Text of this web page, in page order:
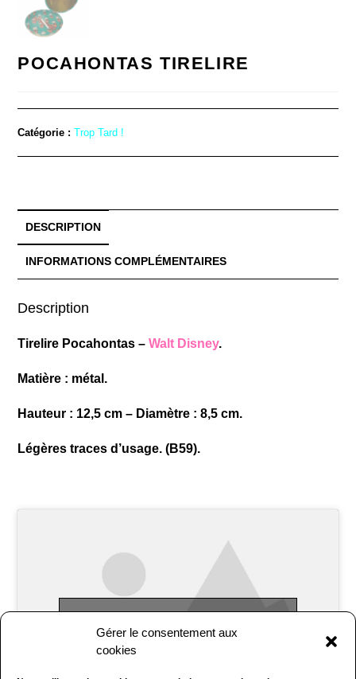
Gérer le consentement aux
cookies
POCAHONTAS TIRELIRE
Catégorie :Trop Tard !
DESCRIPTION
INFORMATIONS COMPLÉMENTAIRES
Description
Tirelire Pocahontas –Walt Disney.
Matière : métal.
Hauteur : 12,5 cm – Diamètre : 8,5 cm.
Légères traces d’usage. (B59).
Cliquez pour accepter les cookies
marketing et activer ce contenu